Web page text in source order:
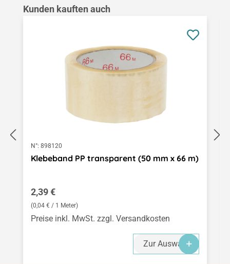
Produktgalerie überspringen
Kunden kauften auch
N°: 898120
Klebeband PP transparent (50 mm x 66 m)
Regulärer Preis:
2,39 €
(0,04 € / 1 Meter)
Preise inkl. MwSt. zzgl. Versandkosten
Zur Auswahl